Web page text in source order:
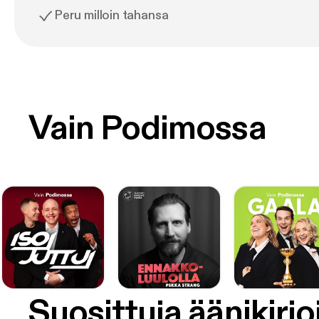
Peru milloin tahansa
Vain Podimossa